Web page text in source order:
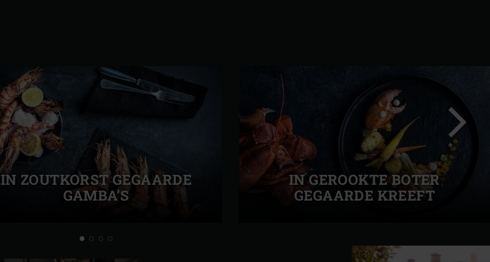
IN ZOUTKORST GEGAARDE
GAMBA’S
IN GEROOKTE BOTER
GEGAARDE KREEFT